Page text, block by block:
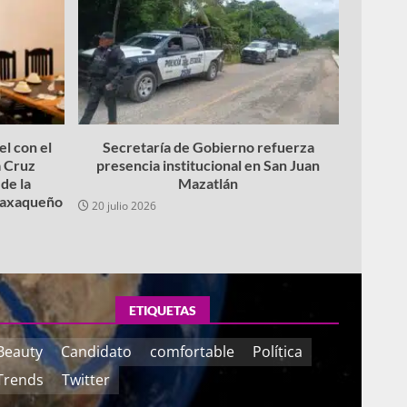
con el
Cruz
la
Secretaría de Gobierno refuerza
presencia institucional en San Juan
Mazatlán
20 julio 2026
ETIQUETAS
Candidato comfortable
Política
Twitter